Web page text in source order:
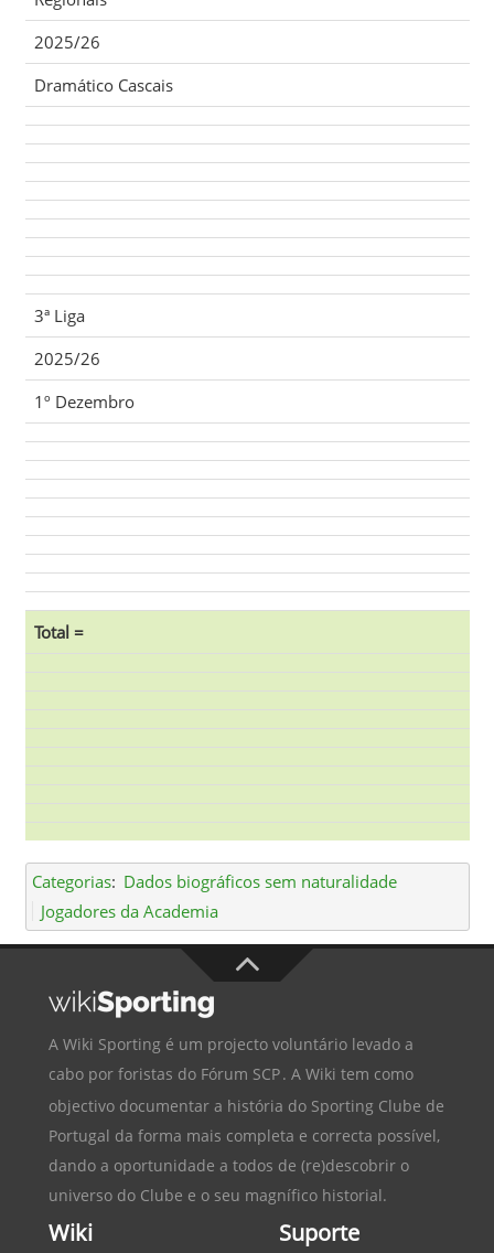
2025/26
Dramático Cascais
3ª Liga
2025/26
1º Dezembro
Total =
Categorias: Dados biográficos sem naturalidade
Jogadores da Academia
A Wiki Sporting é um projecto voluntário levado a
cabo por foristas do Fórum SCP. A Wiki tem como
objectivo documentar a história do Sporting Clube de
Portugal da forma mais completa e correcta possível,
dando a oportunidade a todos de (re)descobrir o
universo do Clube e o seu magnífico historial.
Wiki Suporte